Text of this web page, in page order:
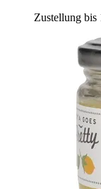
Zustellung bis